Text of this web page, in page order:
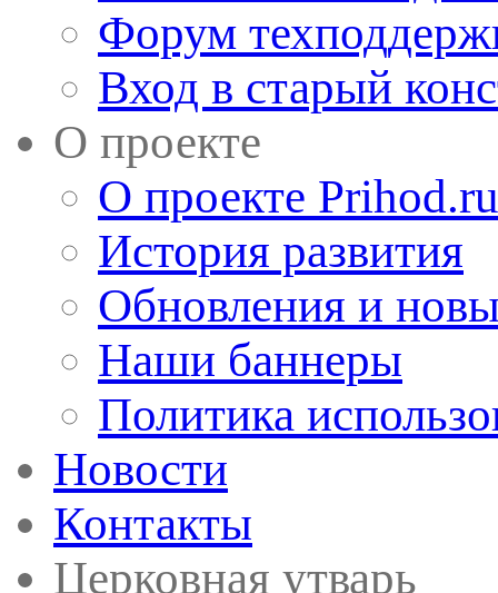
Форум
Вход в старый
О проекте
О проекте Prihod.ru
История развития
Обновления и
Наши баннеры
Политика
Новости
Контакты
Церковная утварь